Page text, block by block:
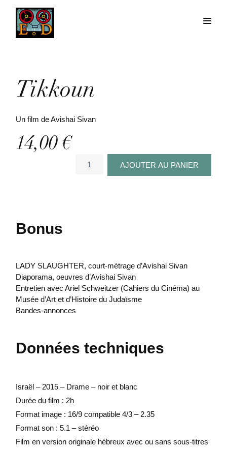
Tikkoun
Un film de Avishai Sivan
14,00€
AJOUTER AU PANIER
Bonus
LADY SLAUGHTER, court-métrage d’Avishai Sivan
Diaporama, oeuvres d’Avishai Sivan
Entretien avec Ariel Schweitzer (Cahiers du Cinéma) au
Musée d’Art et d’Histoire du Judaïsme
Bandes-annonces
Données techniques
Israël – 2015 – Drame – noir et blanc
Durée du film : 2h
Format image : 16/9 compatible 4/3 – 2.35
Format son : 5.1 – stéréo
Film en version originale hébreux avec ou sans sous-titres